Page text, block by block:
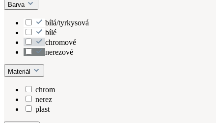
Barva
bílá/tyrkysová
bílé
chromové
nerezové
Materiál
chrom
nerez
plast